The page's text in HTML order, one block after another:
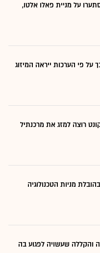
על מניית פאלו אלטו,
על פי הערכות ייראה המיזוג
רוצה למזג את מרכנתיל
מניות הטכנולוגיה
והקללה שעשויה לפגוע בה